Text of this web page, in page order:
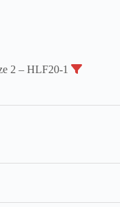
2 – HLF20-1